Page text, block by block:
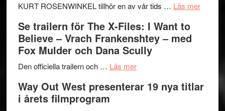
Huskvarna
Park
–
kväll
KURT ROSENWINKEL tillhör en av vår tids … Läs merom
II
Se trailern för The X-Files: I Want to
Believe – Vrach Frankenshtey – med
Fox Mulder och Dana Scully
Den officiella trailern och … Läs merom
trailern
Way Out West presenterar 19 nya titlar
i årets filmprogram